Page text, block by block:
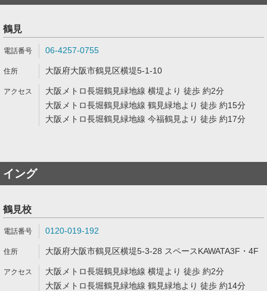
鶴見
06-4257-0755
大阪府大阪市鶴見区横堤5-1-10
大阪メトロ長堀鶴見緑地線 横堤より 徒歩 約2分
大阪メトロ長堀鶴見緑地線 鶴見緑地より 徒歩 約15分
大阪メトロ長堀鶴見緑地線 今福鶴見より 徒歩 約17分
イング
鶴見校
0120-019-192
大阪府大阪市鶴見区横堤5-3-28 スペースKAWATA3F・4F
大阪メトロ長堀鶴見緑地線 横堤より 徒歩 約2分
大阪メトロ長堀鶴見緑地線 鶴見緑地より 徒歩 約14分